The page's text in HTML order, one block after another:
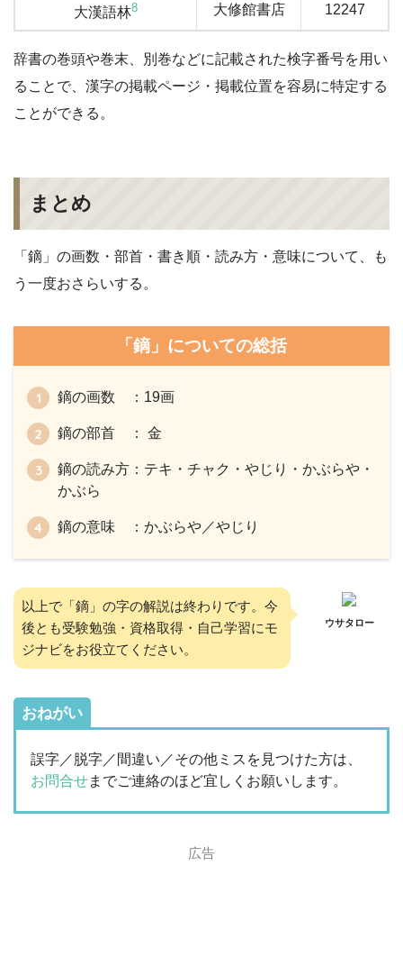
大漢語林8 大修館書店 12247
辞書の巻頭や巻末、別巻などに記載された検字番号を用い
ることで、漢字の掲載ページ・掲載位置を容易に特定する
ことができる。
まとめ
「鏑」の画数・部首・書き順・読み方・意味について、も
う一度おさらいする。
「鏑」についての総括
鏑の画数 ：19画
鏑の部首 ： 金
鏑の読み方：テキ・チャク・やじり・かぶらや・
かぶら
鏑の意味 ：かぶらや／やじり
以上で「鏑」の字の解説は終わりです。今
後とも受験勉強・資格取得・自己学習にモ
ジナビをお役立てください。
ウサタロー
おねがい
誤字／脱字／間違い／その他ミスを見つけた方は、
お問合せまでご連絡のほど宜しくお願いします。
広告